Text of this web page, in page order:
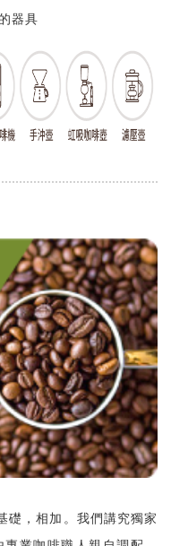
器具
礎，相加。我們講究獨家